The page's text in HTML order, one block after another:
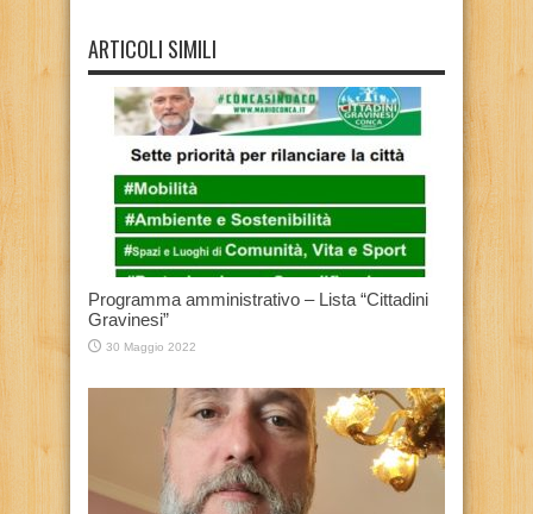
ARTICOLI SIMILI
Programma amministrativo – Lista “Cittadini
Gravinesi”
30 Maggio 2022